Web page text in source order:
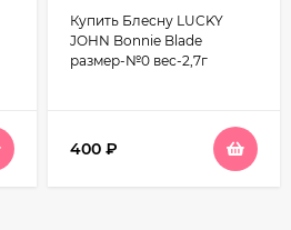
Купить Блесну LUCKY
JOHN Bonnie Blade
размер-№0 вес-2,7г
400 ₽